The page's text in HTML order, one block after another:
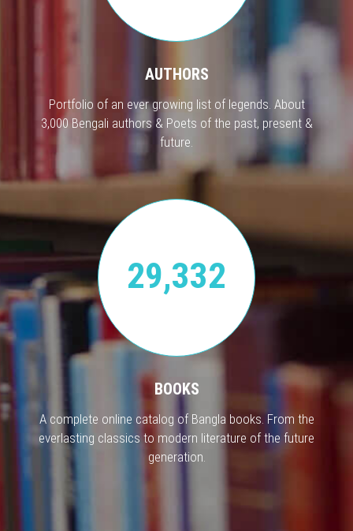
AUTHORS
Portfolio of an ever growing list of legends. About
3,000 Bengali authors & Poets of the past, present &
future.
29,332
BOOKS
A complete online catalog of Bangla books. From the
everlasting classics to modern literature of the future
generation.